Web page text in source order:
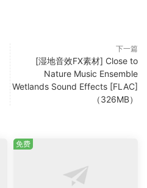
下一篇
[湿地音效FX素材] Close to
Nature Music Ensemble
Wetlands Sound Effects [FLAC]
（326MB）
免费